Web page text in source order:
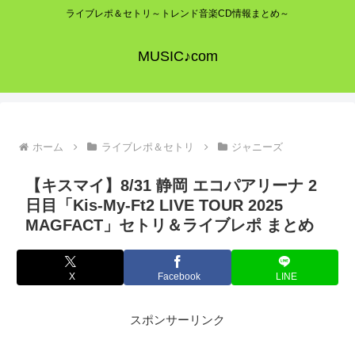
ライブレポ＆セトリ～トレンド音楽CD情報まとめ～
MUSIC♪com
ホーム ライブレポ＆セトリ ジャニーズ
【キスマイ】8/31 静岡 エコパアリーナ 2
日目「Kis-My-Ft2 LIVE TOUR 2025
MAGFACT」セトリ＆ライブレポ まとめ
X Facebook LINE
スポンサーリンク